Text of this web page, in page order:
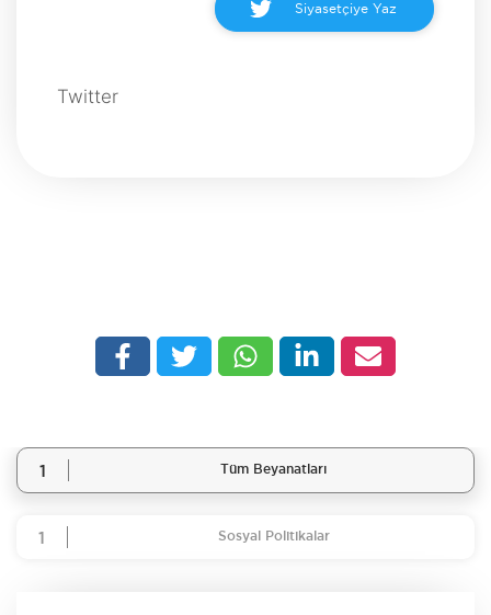
Siyasetçiye Yaz
Twitter
1 Tüm Beyanatları
1 Sosyal Politikalar